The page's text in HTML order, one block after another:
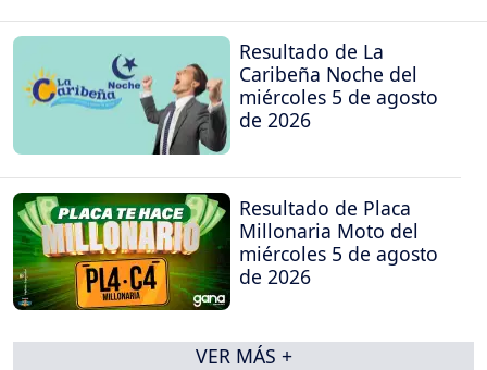
Resultado de La
Caribeña Noche del
miércoles 5 de agosto
de 2026
Resultado de Placa
Millonaria Moto del
miércoles 5 de agosto
de 2026
VER MÁS +